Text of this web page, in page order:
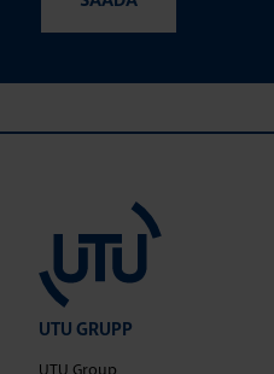
UTU GRUPP
UTU Group